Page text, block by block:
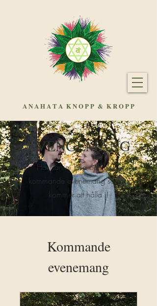
A N A H A T A K N O P P & K R O P P
EVENGEMANG
Här kan ni läsa och boka
kommande evenemang som vi
kommer att hålla i!
Kommande
evenemang